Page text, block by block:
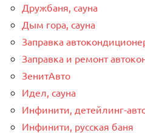
Дружбаня, сауна
Дым гора, сауна
Заправка
Заправка и ремонт
ЗенитАвто
Идел, сауна
Инфинити, детейлинг-
Инфинити, русская баня